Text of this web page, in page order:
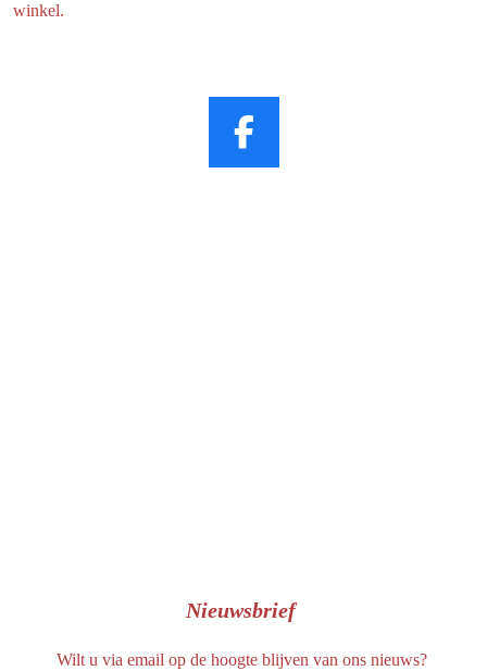
winkel.
F
Nieuwsbrief
Wilt u via email op de hoogte blijven van ons nieuws?